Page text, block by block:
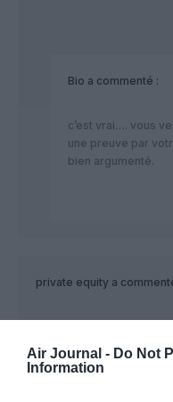
Air Journal - Do Not
Information
Bio a commenté :
c’est vrai…. vous
une preuve par
bien argumenté.
private equity a
condamné à l’isolement.
l’excellent et bref